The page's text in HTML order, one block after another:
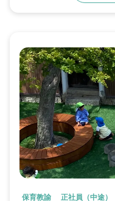
保育教諭 正社員（中途）